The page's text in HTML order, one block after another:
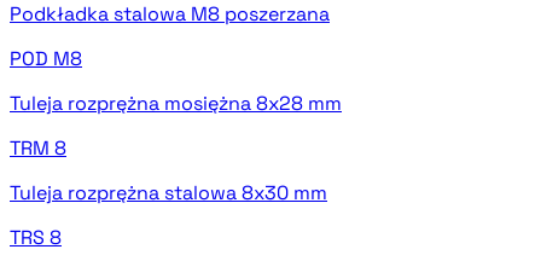
Podkładka stalowa M8 poszerzana
POD M8
Tuleja rozprężna mosiężna 8x28 mm
TRM 8
Tuleja rozprężna stalowa 8x30 mm
TRS 8